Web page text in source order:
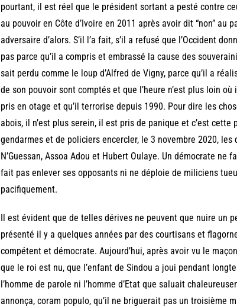
pourtant, il est réel que le président sortant a pesté contre
au pouvoir en Côte d’Ivoire en 2011 après avoir dit “non” au
adversaire d’alors. S’il l’a fait, s’il a refusé que l’Occident
pas parce qu’il a compris et embrassé la cause des
sait perdu comme le loup d’Alfred de Vigny, parce qu’il a
de son pouvoir sont comptés et que l’heure n’est plus loin
pris en otage et qu’il terrorise depuis 1990. Pour dire les
abois, il n’est plus serein, il est pris de panique et c’est
gendarmes et de policiers encercler, le 3 novembre 2020,
N’Guessan, Assoa Adou et Hubert Oulaye. Un démocrate
fait pas enlever ses opposants ni ne déploie de miliciens
pacifiquement.
Il est évident que de telles dérives ne peuvent que nuire un
présenté il y a quelques années par des courtisans et
compétent et démocrate. Aujourd’hui, après avoir vu le
que le roi est nu, que l’enfant de Sindou a joui pendant
l’homme de parole ni l’homme d’Etat que saluait
annonça, coram populo, qu’il ne briguerait pas un troisième